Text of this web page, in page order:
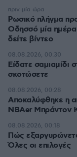
Ρωσικό πλήγμα
Οδησσό μία
δείτε βίντεο
πριν μία ώρα
Είδατε σαμιαμίδι
σκοτώσετε
08.08.2026, 00:30
Αποκαλύφθηκε η
NBAer Μπράντον
08.08.2026, 00:28
Πώς
Όλες οι επιλογές
08.08.2026, 00:18